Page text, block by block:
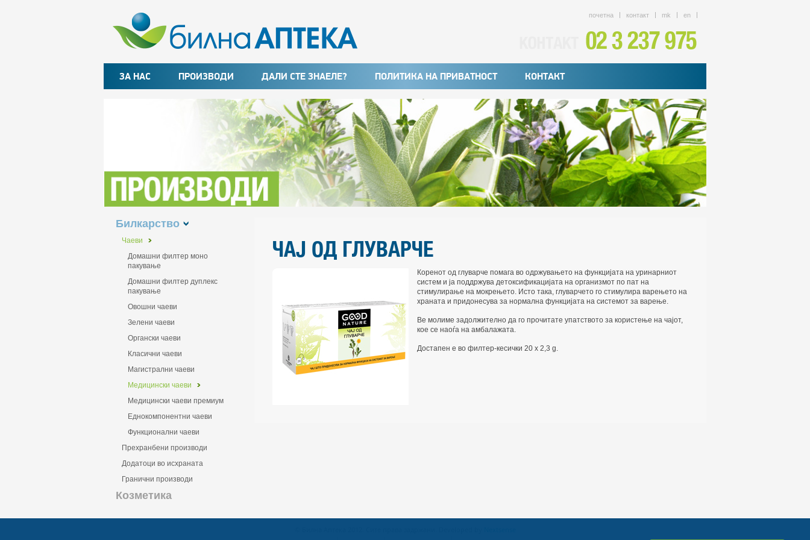
почетна контакт mk en
ЗА НАС ПРОИЗВОДИ ДАЛИ СТЕ ЗНАЕЛЕ? ПОЛИТИКА НА ПРИВАТНОСТ КОНТАКТ
Билкарство
Чаеви
Домашни филтер моно
пакување
Домашни филтер дуплекс
пакување
Овошни чаеви
Зелени чаеви
Органски чаеви
Класични чаеви
Магистрални чаеви
Медицински чаеви
Mедицински чаеви премиум
Еднокомпонентни чаеви
Функционални чаеви
Прехранбени производи
Додатоци во исхраната
Гранични производи
Козметика
ЧАЈ ОД ГЛУВАРЧЕ
Коренот од глуварче помага во одржувањето на функцијата на уринарниот
систем и ја поддржува детоксификацијата на организмот по пат на
стимулирање на мокрењето. Исто така, глуварчето го стимулира варењето на
храната и придонесува за нормална функцијата на системот за варење.
Ве молиме задолжително да го прочитате упатството за користење на чајот,
кое се наоѓа на амбалажата.
Достапен е во филтер-кесички 20 x 2,3 g.